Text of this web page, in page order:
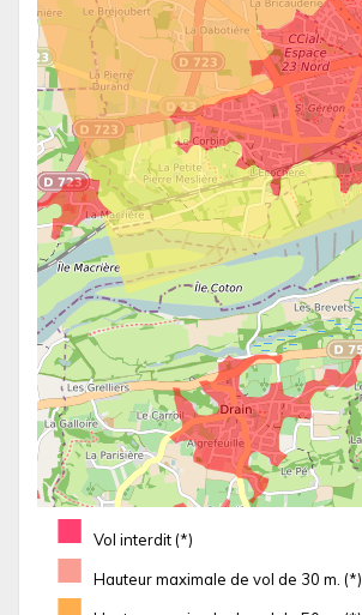
■ Vol interdit (*)
■ Hauteur maximale de vol de 30 m. (*)